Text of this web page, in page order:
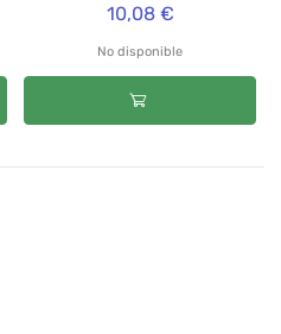
10,08 €
No disponible